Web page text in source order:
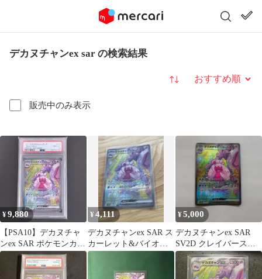
デカヌチャンex sar の検索結果
販売中のみ表示
並び替え
¥9,880
【PSA10】デカヌチャ
ンex SAR ポケモンカー
ド
¥4,111
デカヌチャンex SAR ス
カーレット&バイオレ
ット 拡張パック クレイ
¥5,000
デカヌチャンex SAR
SV2D クレイバースト
093/071